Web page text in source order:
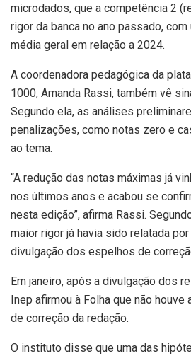
microdados, que a competência 2
rigor da banca no ano passado, com
média geral em relação a 2024.
A coordenadora pedagógica da
1000, Amanda Rassi, também vê
Segundo ela, as análises
penalizações, como notas zero e
ao tema.
“A redução das notas máximas já
nos últimos anos e acabou se
nesta edição”, afirma Rassi.
maior rigor já havia sido relatada
divulgação dos espelhos de
Em janeiro, após a divulgação dos
Inep afirmou à Folha que não
de correção da redação.
O instituto disse que uma das